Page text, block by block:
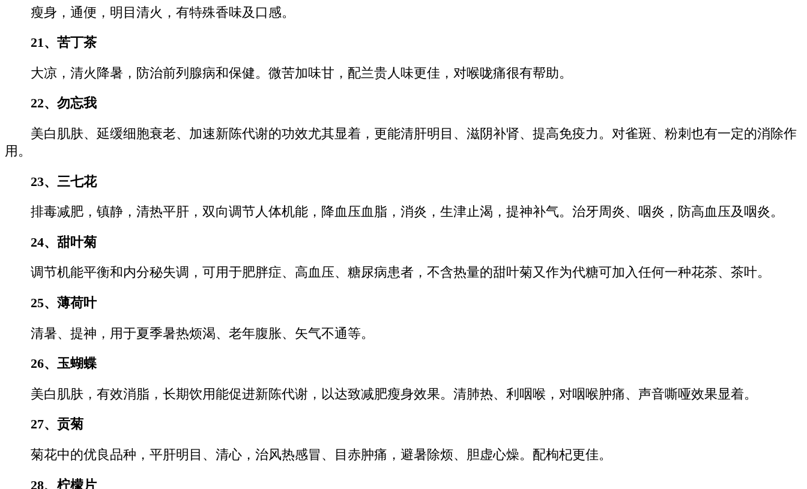
瘦身，通便，明目清火，有特殊香味及口感。
21、苦丁茶
大凉，清火降暑，防治前列腺病和保健。微苦加味甘，配兰贵人味更佳，对喉咙痛很有帮助。
22、勿忘我
美白肌肤、延缓细胞衰老、加速新陈代谢的功效尤其显着，更能清肝明目、滋阴补肾、提高免疫力。对雀斑、粉刺也有一定的消除作
用。
23、三七花
排毒减肥，镇静，清热平肝，双向调节人体机能，降血压血脂，消炎，生津止渴，提神补气。治牙周炎、咽炎，防高血压及咽炎。
24、甜叶菊
调节机能平衡和内分秘失调，可用于肥胖症、高血压、糖尿病患者，不含热量的甜叶菊又作为代糖可加入任何一种花茶、茶叶。
25、薄荷叶
清暑、提神，用于夏季暑热烦渴、老年腹胀、矢气不通等。
26、玉蝴蝶
美白肌肤，有效消脂，长期饮用能促进新陈代谢，以达致减肥瘦身效果。清肺热、利咽喉，对咽喉肿痛、声音嘶哑效果显着。
27、贡菊
菊花中的优良品种，平肝明目、清心，治风热感冒、目赤肿痛，避暑除烦、胆虚心燥。配枸杞更佳。
28、柠檬片